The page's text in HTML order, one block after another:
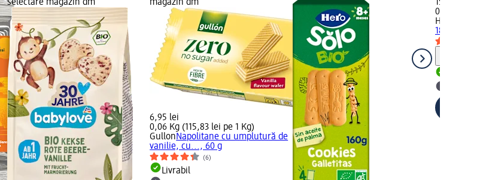
selectare magazin dm
magazin dm
6,95 lei
0,06 Kg (115,83 lei pe 1 Kg)
GullonNapolitane cu umplutură de
vanilie, cu..., 60 g
(6)
Livrabil
15,45 lei
0,18 Kg
HiPP
180 g